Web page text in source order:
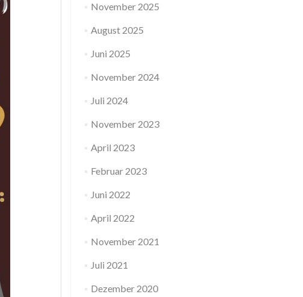
November 2025
August 2025
Juni 2025
November 2024
Juli 2024
November 2023
April 2023
Februar 2023
Juni 2022
April 2022
November 2021
Juli 2021
Dezember 2020